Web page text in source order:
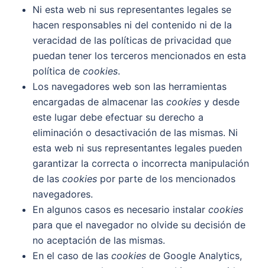
Ni esta web ni sus representantes legales se
hacen responsables ni del contenido ni de la
veracidad de las políticas de privacidad que
puedan tener los terceros mencionados en esta
política de cookies.
Los navegadores web son las herramientas
encargadas de almacenar las cookies y desde
este lugar debe efectuar su derecho a
eliminación o desactivación de las mismas. Ni
esta web ni sus representantes legales pueden
garantizar la correcta o incorrecta manipulación
de las cookies por parte de los mencionados
navegadores.
En algunos casos es necesario instalar cookies
para que el navegador no olvide su decisión de
no aceptación de las mismas.
En el caso de las cookies de Google Analytics,